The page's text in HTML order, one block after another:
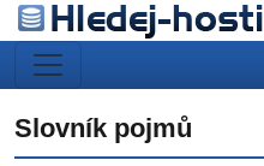
Slovník pojmů